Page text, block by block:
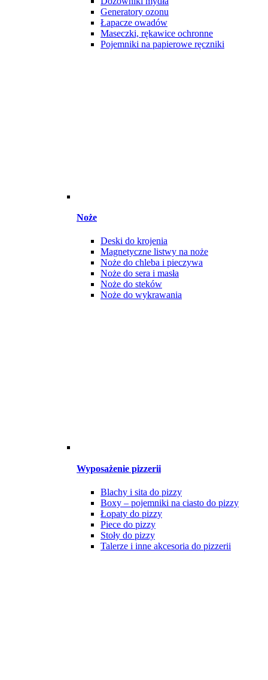
Generatory ozonu
Łapacze owadów
Maseczki, rękawice ochronne
Pojemniki na papierowe ręczniki
Noże
Deski do krojenia
Magnetyczne listwy na noże
Noże do chleba i pieczywa
Noże do sera i masła
Noże do steków
Noże do wykrawania
Wyposażenie pizzerii
Blachy i sita do pizzy
Boxy – pojemniki na ciasto do pizzy
Łopaty do pizzy
Piece do pizzy
Stoły do pizzy
Talerze i inne akcesoria do pizzerii